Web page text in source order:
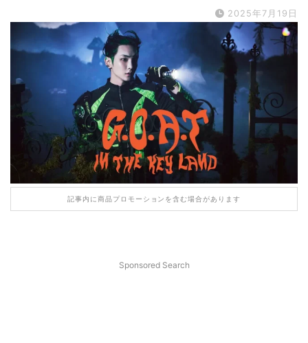
2025年7月19日
記事内に商品プロモーションを含む場合があります
Sponsored Search